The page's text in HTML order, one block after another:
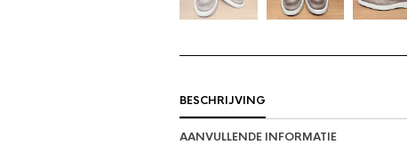
BESCHRIJVING
AANVULLENDE INFORMATIE